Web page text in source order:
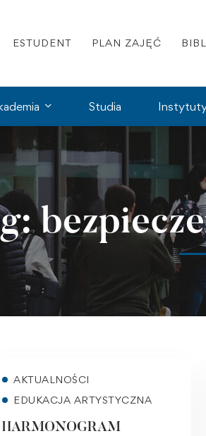
ESTUDENT PLAN ZAJĘĆ
Studia
Read more
AKTUALNOŚCI
EDUKACJA ARTYSTYCZNA
HARMONOGRAM